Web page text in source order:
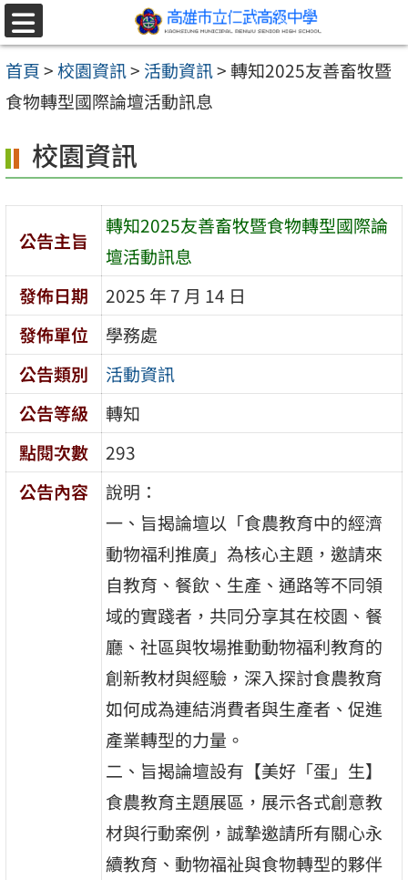
跳至主要內容區
選
單
首頁>校園資訊> 活動資訊>轉知2025友善畜牧暨
食物轉型國際論壇活動訊息
校園資訊
公告主旨
轉知2025友善畜牧暨食物轉型國際論
壇活動訊息
發佈日期
2025 年 7 月 14 日
發佈單位
學務處
公告類別
活動資訊
公告等級
轉知
點閱次數
293
公告內容
說明：
一、旨揭論壇以「食農教育中的經濟
動物福利推廣」為核心主題，邀請來
自教育、餐飲、生產、通路等不同領
域的實踐者，共同分享其在校園、餐
廳、社區與牧場推動動物福利教育的
創新教材與經驗，深入探討食農教育
如何成為連結消費者與生產者、促進
產業轉型的力量。
二、旨揭論壇設有【美好「蛋」生】
食農教育主題展區，展示各式創意教
材與行動案例，誠摯邀請所有關心永
續教育、動物福祉與食物轉型的夥伴